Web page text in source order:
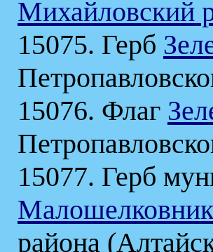
Михайловский
15075. Герб
15076. Флаг
15077. Герб
района